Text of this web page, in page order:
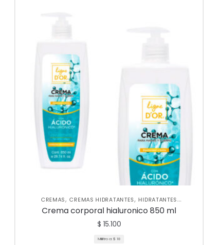
CREMAS, CREMAS HIDRATANTES, HIDRATANTES
CORPORALES
NUEVA COLECCIÓN SKIN CARE CORPORAL
Crema corporal hialuronico 850 ml
$ 15.100
Mililitro a: $ 18